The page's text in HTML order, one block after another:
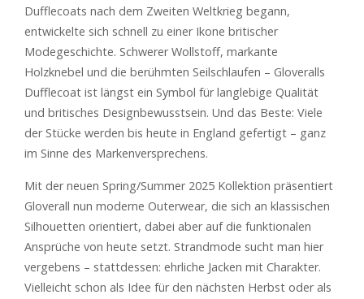
Dufflecoats nach dem Zweiten Weltkrieg begann,
entwickelte sich schnell zu einer Ikone britischer
Modegeschichte. Schwerer Wollstoff, markante
Holzknebel und die berühmten Seilschlaufen – Gloveralls
Dufflecoat ist längst ein Symbol für langlebige Qualität
und britisches Designbewusstsein. Und das Beste: Viele
der Stücke werden bis heute in England gefertigt – ganz
im Sinne des Markenversprechens.
Mit der neuen Spring/Summer 2025 Kollektion präsentiert
Gloverall nun moderne Outerwear, die sich an klassischen
Silhouetten orientiert, dabei aber auf die funktionalen
Ansprüche von heute setzt. Strandmode sucht man hier
vergebens – stattdessen: ehrliche Jacken mit Charakter.
Vielleicht schon als Idee für den nächsten Herbst oder als